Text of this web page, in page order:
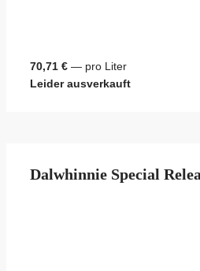
70,71 € — pro Liter
Leider ausverkauft
Dalwhinnie Special